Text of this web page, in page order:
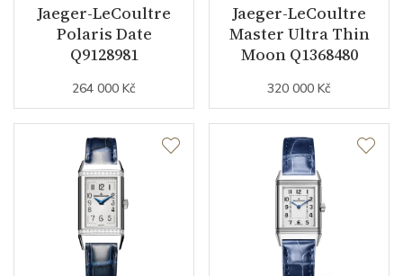
Jaeger-LeCoultre
Polaris Date
Q9128981
264 000 Kč
Jaeger-LeCoultre
Master Ultra Thin
Moon Q1368480
320 000 Kč